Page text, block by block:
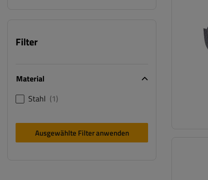
Filter
Material
Stahl
1
Ausgewählte Filter anwenden